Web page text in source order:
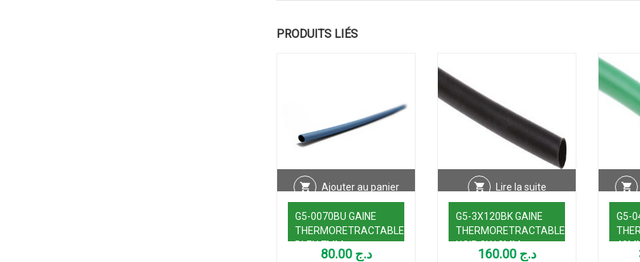
PRODUITS LIÉS
Ajouter au panier
G5-0070BU GAINE
THERMORETRACTABLE
BLEU 7MM
د.ج 80.00
Lire la suite
G5-3X120BK GAINE
THERMORETRACTABLE
NOIR 3X12MM
د.ج 160.00
G5-